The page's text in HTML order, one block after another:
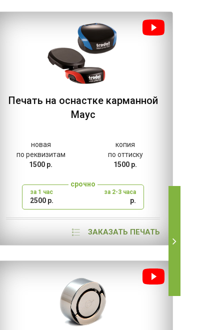
Печать на оснастке карманной
Маус
новая
по реквизитам
1500 р.
копия
по оттиску
1500 р.
срочно
за 1 час
2500 р.
за 2-3 часа
р.
ЗАКАЗАТЬ ПЕЧАТЬ